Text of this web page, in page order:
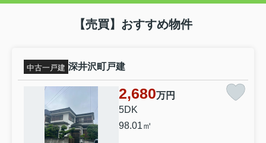
【売買】おすすめ物件
中古一戸建 深井沢町戸建
2,680万円
5DK
98.01㎡